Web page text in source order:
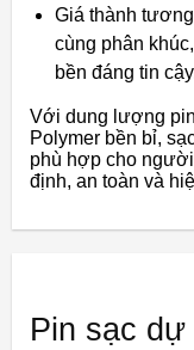
Giá thành
cùng phân
bền đáng tin
Với dung lượng
Polymer bền bỉ,
phù hợp cho
định, an toàn và
Pin sạc dự